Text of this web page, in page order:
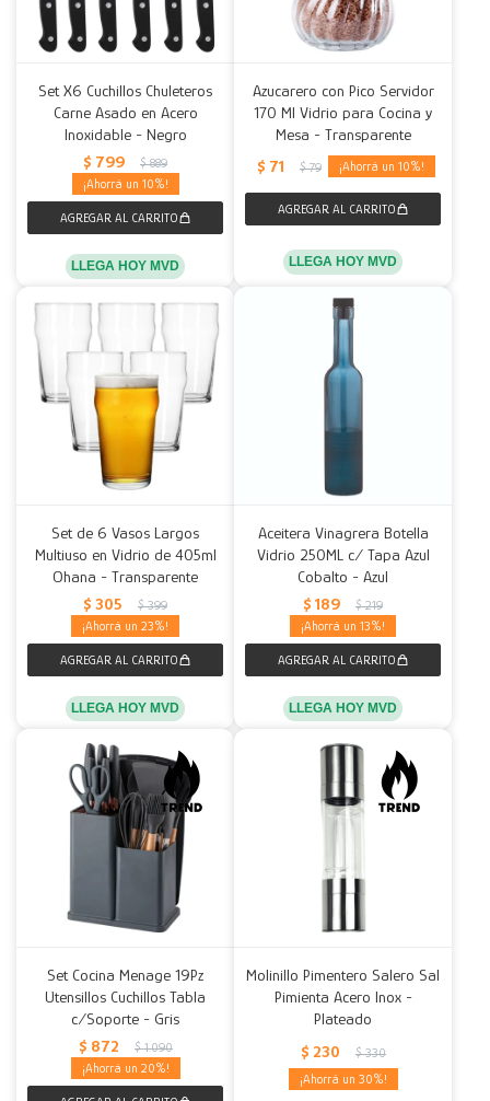
Set X6 Cuchillos Chuleteros
Carne Asado en Acero
Inoxidable - Negro
$ 799 $ 889
10
LLEGA HOY MVD
Azucarero con Pico Servidor
170 Ml Vidrio para Cocina y
Mesa - Transparente
$ 71 $ 79 10
LLEGA HOY MVD
Set de 6 Vasos Largos
Multiuso en Vidrio de 405ml
Ohana - Transparente
$ 305 $ 399
23
LLEGA HOY MVD
Aceitera Vinagrera Botella
Vidrio 250ML c/ Tapa Azul
Cobalto - Azul
$ 189 $ 219
13
LLEGA HOY MVD
Set Cocina Menage 19Pz
Utensillos Cuchillos Tabla
c/Soporte - Gris
$ 872 $ 1.090
20
Molinillo Pimentero Salero Sal
Pimienta Acero Inox -
Plateado
$ 230 $ 330
30